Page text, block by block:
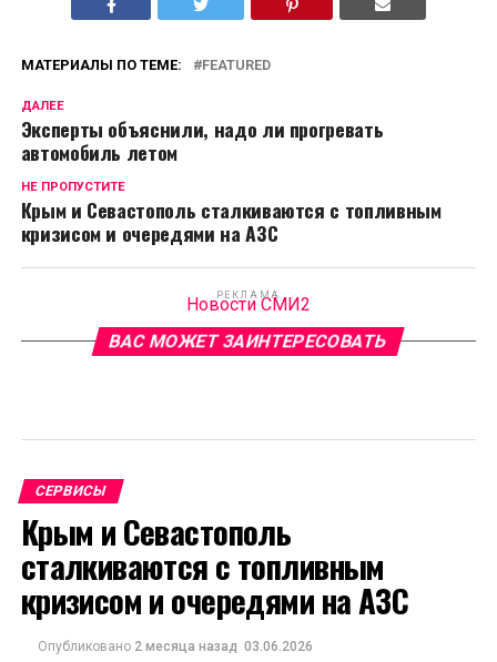
МАТЕРИАЛЫ ПО ТЕМЕ: FEATURED
ДАЛЕЕ
Эксперты объяснили, надо ли прогревать
автомобиль летом
НЕ ПРОПУСТИТЕ
Крым и Севастополь сталкиваются с топливным
кризисом и очередями на АЗС
РЕКЛАМА
Новости СМИ2
ВАС МОЖЕТ ЗАИНТЕРЕСОВАТЬ
СЕРВИСЫ
Крым и Севастополь
сталкиваются с топливным
кризисом и очередями на АЗС
Опубликовано 2 месяца назад 03.06.2026